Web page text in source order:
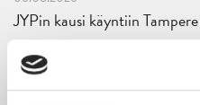
JYPin kausi käyntiin
05.08.2026
JYPin kapteenisto Liiga-